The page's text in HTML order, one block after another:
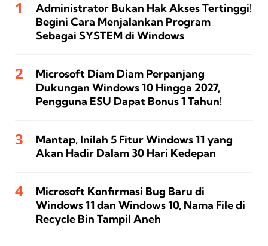
Administrator Bukan Hak Akses Tertinggi!
Begini Cara Menjalankan Program
Sebagai SYSTEM di Windows
Microsoft Diam Diam Perpanjang
Dukungan Windows 10 Hingga 2027,
Pengguna ESU Dapat Bonus 1 Tahun!
Mantap, Inilah 5 Fitur Windows 11 yang
Akan Hadir Dalam 30 Hari Kedepan
Microsoft Konfirmasi Bug Baru di
Windows 11 dan Windows 10, Nama File di
Recycle Bin Tampil Aneh